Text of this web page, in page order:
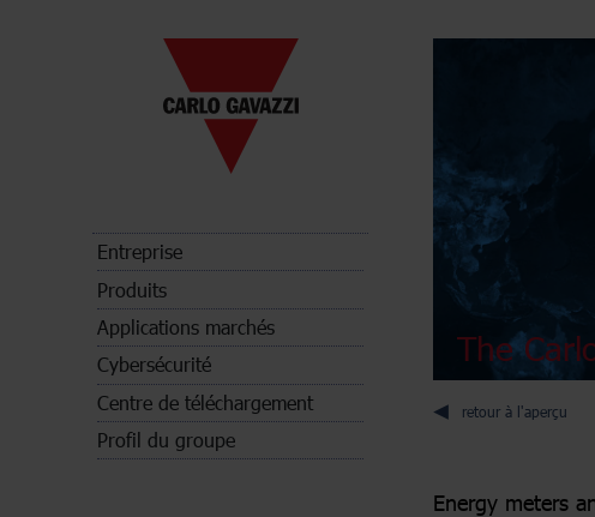
Entreprise
Produits
Applications marchés
Cybersécurité
Centre de téléchargement
Profil du groupe
The
retour à l'aperçu
Energy meters